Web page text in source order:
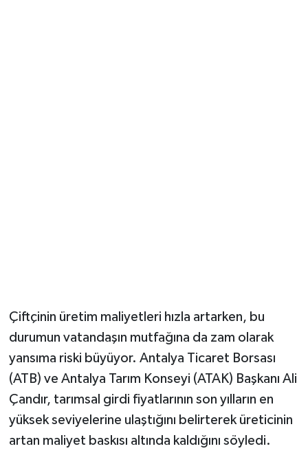
Çiftçinin üretim maliyetleri hızla artarken, bu
durumun vatandaşın mutfağına da zam olarak
yansıma riski büyüyor. Antalya Ticaret Borsası
(ATB) ve Antalya Tarım Konseyi (ATAK) Başkanı Ali
Çandır, tarımsal girdi fiyatlarının son yılların en
yüksek seviyelerine ulaştığını belirterek üreticinin
artan maliyet baskısı altında kaldığını söyledi.